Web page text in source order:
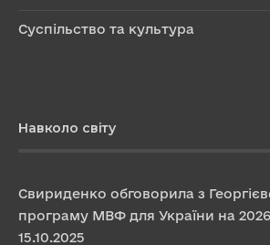
Суспільство та культура
Навколо світу
Свириденко обговорила з
програму МВФ для України на
15.10.2025